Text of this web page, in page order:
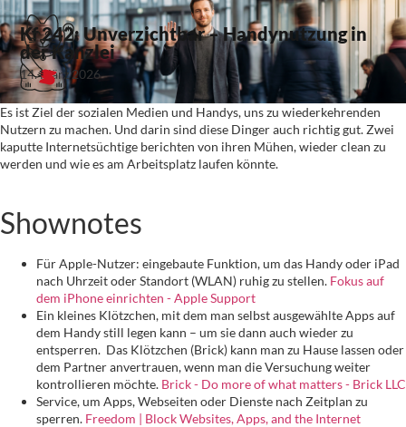
Kf 242: Unverzichtbar – Handynutzung in
der Kanzlei
14. März 2026
Es ist Ziel der sozialen Medien und Handys, uns zu wiederkehrenden
Nutzern zu machen. Und darin sind diese Dinger auch richtig gut. Zwei
kaputte Internetsüchtige berichten von ihren Mühen, wieder clean zu
werden und wie es am Arbeitsplatz laufen könnte.
Shownotes
Für Apple-Nutzer: eingebaute Funktion, um das Handy oder iPad
nach Uhrzeit oder Standort (WLAN) ruhig zu stellen. Fokus auf
dem iPhone einrichten - Apple Support
Ein kleines Klötzchen, mit dem man selbst ausgewählte Apps auf
dem Handy still legen kann – um sie dann auch wieder zu
entsperren. Das Klötzchen (Brick) kann man zu Hause lassen oder
dem Partner anvertrauen, wenn man die Versuchung weiter
kontrollieren möchte. Brick - Do more of what matters - Brick LLC
Service, um Apps, Webseiten oder Dienste nach Zeitplan zu
sperren. Freedom | Block Websites, Apps, and the Internet